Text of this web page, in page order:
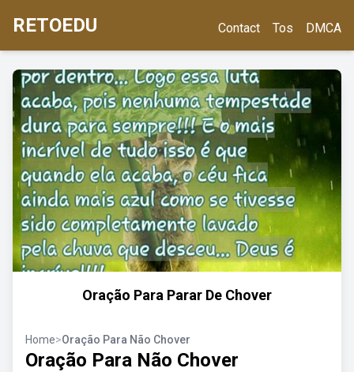
RETOEDU Contact Tos DMCA
Oração Para Parar De Chover
Home>Oração Para Não Chover
Oração Para Não Chover